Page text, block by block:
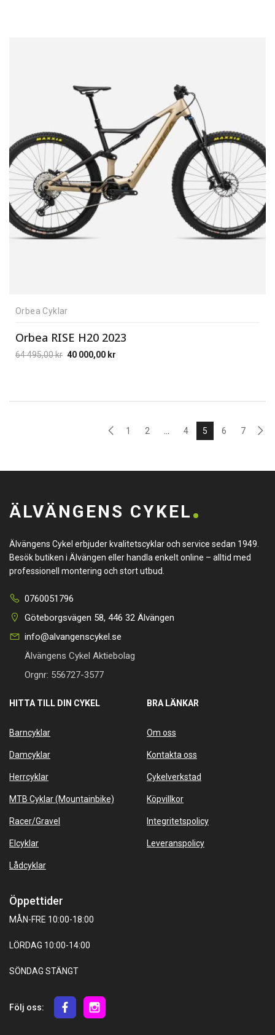
Orbea Cyklar
Orbea RISE H20 2023
64 495,00kr 40 000,00 kr
1 2 4 5 6 7
ÄLVÄNGENS CYKEL
Älvängens Cykel erbjuder kvalitetscyklar och service sedan 1949.
Besök butiken i Älvängen eller handla enkelt online – alltid med
professionell montering och stort utbud.
0760051796
Göteborgsvägen 58, 446 32 Älvängen
info@alvangenscykel.se
Älvängens Cykel Aktiebolag
Orgnr: 556727-3577
HITTA TILL DIN CYKEL
Barncyklar
Damcyklar
Herrcyklar
MTB Cyklar (Mountainbike)
Racer/Gravel
Elcyklar
Lådcyklar
BRA LÄNKAR
Om oss
Kontakta oss
Cykelverkstad
Köpvillkor
Integritetspolicy
Leveranspolicy
Öppettider
MÅN-FRE 10:00-18:00
LÖRDAG 10:00-14:00
SÖNDAG STÄNGT
Följ oss: